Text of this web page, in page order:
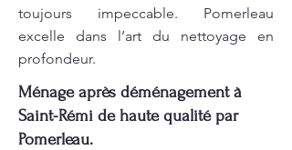
toujours impeccable. Pomerleau
excelle dans l’art du nettoyage en
profondeur.
Ménage après déménagement à
Saint-Rémi de haute qualité par
Pomerleau.